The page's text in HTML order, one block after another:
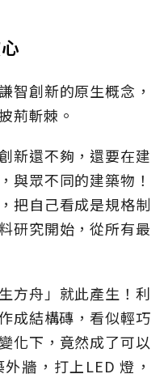
智創新的原生概念，
荊斬棘。
新還不夠，還要在建
與眾不同的建築物！
把自己看成是規格制
研究開始，從所有最
方舟」就此產生！利
成結構磚，看似輕巧
化下，竟然成了可以
牆，打上LED 燈，